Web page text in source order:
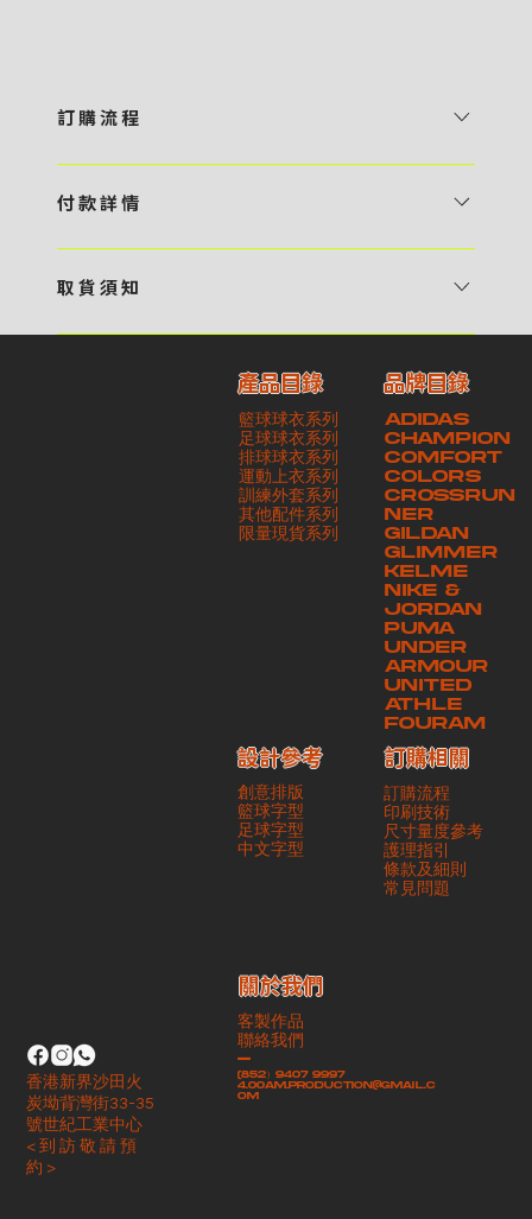
訂 購 流 程
預 約 〉，參看官網上的商品目錄和作品照片去選擇心儀的款式，同時可
報價 貴客可透過電郵方式或 WhatsApp 平台提交定製資料，4AM 團
相關價目，貴客最終確認後將獲取正式完整單據，請安排繳付貨款訂金以
啟動貨品製作 4 / 商品印製 訂金核實後，4AM 團隊將隨即開始製作 5
/ 貨品提取 商品製作完成後，4AM 團隊將聯絡貴客安排貨款餘額及提取
貨品。貴客可選擇最適合的付款方式以及取貨安排
付 款 詳 情
・ Payme ・ 現金機入數 ・ 銀行櫃檯入數 ・ ATM自動櫃員機轉帳 ・
交易單據。如貴客欲更改電郵地址，請與 4AM 團隊聯絡 - 貴客的付款
記錄可透過電郵 或 WhatsApp平台（ 請註明訂單編號 ）交予4AM 團
隊核實有關款項 - 任何轉帳或換匯交易手續費等額外費用，一概不歸屬
本公司之責任 - 貴客請於收獲本公司正式訂購單據後 3 個工作天內安排
付款。如未能按期繳付所需款項，貴客須緻交因逾期所衍生之額外行政費
取 貨 須 知
請與4AM團隊職員聯絡預約取貨時間｜​ ・ GoGoVan ｜即日完成配送
服務｜運費由貴客現金支付司機｜ ・ 順豐速運 ｜貨件運送需要多於2－
3個工作天｜到付｜​ - 貴客請於貨品可取日起之 10 個工作天內安排提取
貨品，如逾期未取，本公司將不予保存相關貨品。有關貨款訂金將不予歸
還，貴客仍須負責貨款餘額 - 貴客請於收貨時小心核對貨品數量及檢查
貨品品質 - 基於 S.F. Express / GoGoVan 等託運商為第三方服務，
本公司將保證貨品安全到達第三方手中。如第三方在運送過程中引致任何
有關貨品之遺失、損毀、誤投或運送延誤，本公司一律不負責
產品目錄
籃球球衣系列
足球球衣系列
排球球衣系列
運動上衣系列
訓練外套系列
其他配件系列
​限量現貨系列
ADIDAS
CHAMPION
COMFORT
COLORS
CROSSRUN
NER
GILDAN
GLIMMER
KELME
NIKE &
JORDAN
PUMA
UNDER
ARMOUR
UNITED
ATHLE
FOURAM
品牌目錄
創意排版
籃球字型
足球字型
​中文字型
設計參考
訂購流程
印刷技術
尺寸量度參考
護理指引
條款及細則
​常見問題
訂購相關
客製作品
聯絡我們
-
(852）9407 9997
4.00am.production@gmail.c
om
​關於我們
香港新界沙田火
炭坳背灣街33-35
號世紀工業中心
< 到 訪 敬 請 預
約 >